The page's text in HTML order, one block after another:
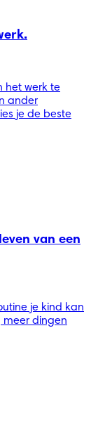
het werk te
ander
je de beste
van een
je kind kan
meer dingen